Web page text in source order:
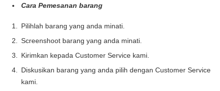
Cara Pemesanan barang
Pilihlah barang yang anda minati.
Screenshoot barang yang anda minati.
Kirimkan kepada Customer Service kami.
Diskusikan barang yang anda pilih dengan Customer Service
kami.